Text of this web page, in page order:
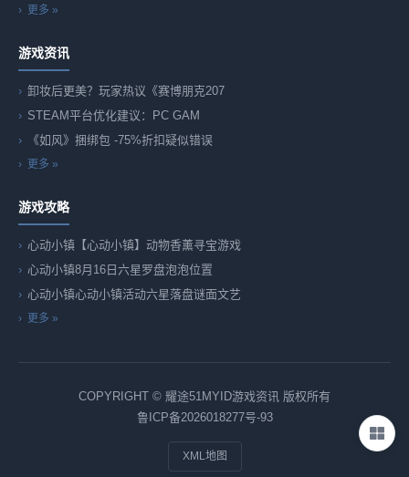
更多 »
游戏资讯
卸妆后更美？玩家热议《赛博朋克207
STEAM平台优化建议：PC GAM
《如风》捆绑包 -75%折扣疑似错误
更多 »
游戏攻略
心动小镇【心动小镇】动物香薰寻宝游戏
心动小镇8月16日六星罗盘泡泡位置
心动小镇心动小镇活动六星落盘谜面文艺
更多 »
COPYRIGHT © 耀途51MYID游戏资讯 版权所有
鲁ICP备2026018277号-93
XML地图